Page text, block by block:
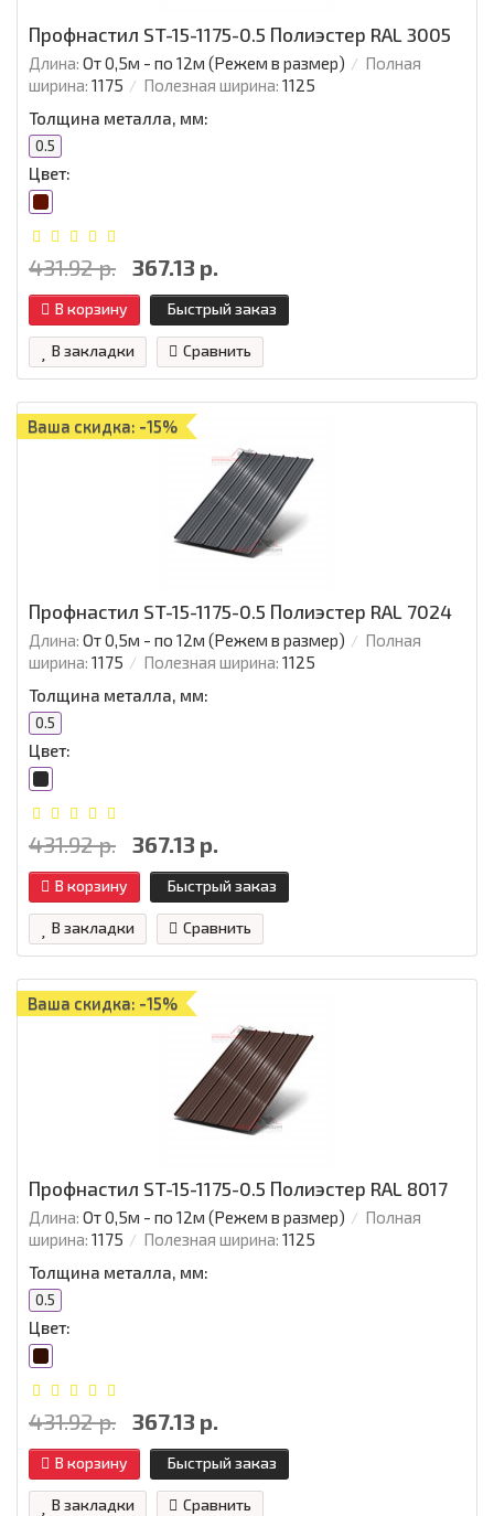
Профнастил ST-15-1175-0.5 Полиэстер RAL 3005
Длина: От 0,5м - по 12м (Режем в размер)
Полная
ширина: 1175 Полезная ширина: 1125
Толщина металла, мм:
0.5
Цвет:
431.92 р. 367.13 р.
В корзину Быстрый заказ
В закладки Сравнить
Ваша скидка: -15%
Профнастил ST-15-1175-0.5 Полиэстер RAL 7024
Длина: От 0,5м - по 12м (Режем в размер)
Полная
ширина: 1175 Полезная ширина: 1125
Толщина металла, мм:
0.5
Цвет:
431.92 р. 367.13 р.
В корзину Быстрый заказ
В закладки Сравнить
Ваша скидка: -15%
Профнастил ST-15-1175-0.5 Полиэстер RAL 8017
Длина: От 0,5м - по 12м (Режем в размер)
Полная
ширина: 1175 Полезная ширина: 1125
Толщина металла, мм:
0.5
Цвет:
431.92 р. 367.13 р.
В корзину Быстрый заказ
В закладки Сравнить